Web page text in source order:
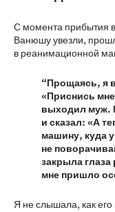
С момента прибытия
Ванюшу увезли,
в реанимационной
“Прощаясь, я
«Приснись
выходил муж.
и сказал: «А
машину, куда
не
закрыла
мне пришло
Я не слышала, как